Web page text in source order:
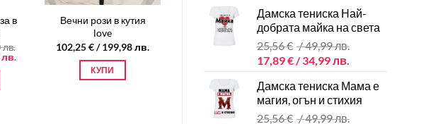
в
лв.
Вечни рози в кутия
love
102,25€/ 199,98 лв.
КУПИ
Дамска тениска Най-
добрата майка на света
25,56€ / 49,99 лв.
Original
was:
25,56 €
/
17,89€ / 34,99 лв.
е:
17,89 €
/
Дамска тениска Мама е
магия, огън и стихия
25,56€ / 49,99 лв.